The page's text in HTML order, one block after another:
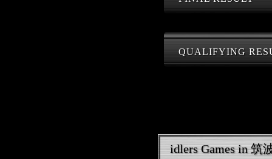
QUALIFYING
idlers Games in 筑